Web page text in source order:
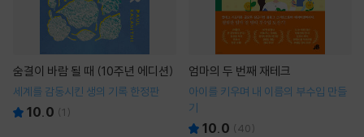
숨결이 바람 될 때 (10주년 에디션)
세계를 감동시킨 생의 기록 한정판
10.0 (1 )
엄마의 두 번째 재테크
아이를 키우며 내 이름의 부수입 만들
기
10.0 (40)